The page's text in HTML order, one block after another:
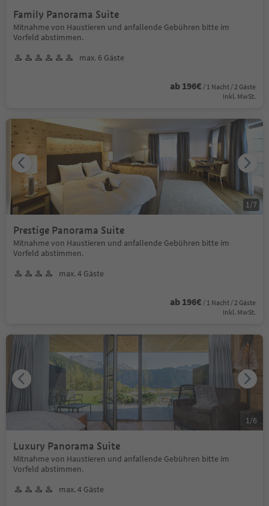
Family Panorama Suite
Mitnahme von Haustieren und anfallende Gebühren bitte im
Vorfeld abstimmen.
max. 6 Gäste
ab 196€ / 1 Nacht / 2 Gäste
Inkl. MwSt.
Prestige Panorama Suite
Mitnahme von Haustieren und anfallende Gebühren bitte im
Vorfeld abstimmen.
max. 4 Gäste
ab 196€ / 1 Nacht / 2 Gäste
Inkl. MwSt.
1/7
Luxury Panorama Suite
Mitnahme von Haustieren und anfallende Gebühren bitte im
Vorfeld abstimmen.
max. 4 Gäste
1/6